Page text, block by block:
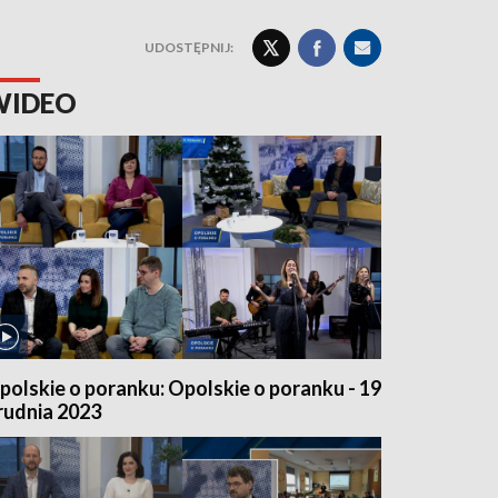
UDOSTĘPNIJ:
o poranku: Opolskie o poranku - 19
2023